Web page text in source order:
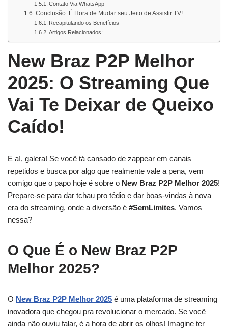
Contato Via WhatsApp
Conclusão: É Hora de Mudar seu Jeito de Assistir TV!
Recapitulando os Benefícios
Artigos Relacionados:
New Braz P2P Melhor
2025: O Streaming Que
Vai Te Deixar de Queixo
Caído!
E aí, galera! Se você tá cansado de zappear em canais
repetidos e busca por algo que realmente vale a pena, vem
comigo que o papo hoje é sobre o New Braz P2P Melhor 2025!
Prepare-se para dar tchau pro tédio e dar boas-vindas à nova
era do streaming, onde a diversão é #SemLimites. Vamos
nessa?
O Que É o New Braz P2P
Melhor 2025?
O New Braz P2P Melhor 2025 é uma plataforma de streaming
inovadora que chegou pra revolucionar o mercado. Se você
ainda não ouviu falar, é a hora de abrir os olhos! Imagine ter